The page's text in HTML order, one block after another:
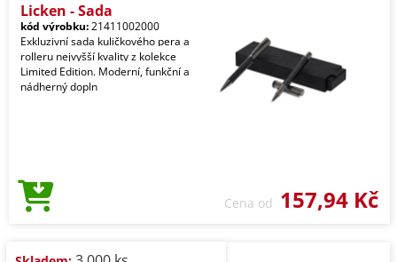
Licken - Sada
kód výrobku:21411002000
Exkluzivní sada kuličkového pera a
rolleru nejvyšší kvality z kolekce
Limited Edition. Moderní, funkční a
nádherný dopln
Cena od 157,94 Kč